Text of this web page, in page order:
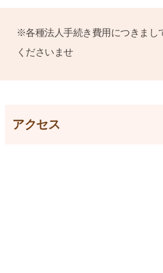
※各種法人手続き費用につきまし
くださいませ
アクセス